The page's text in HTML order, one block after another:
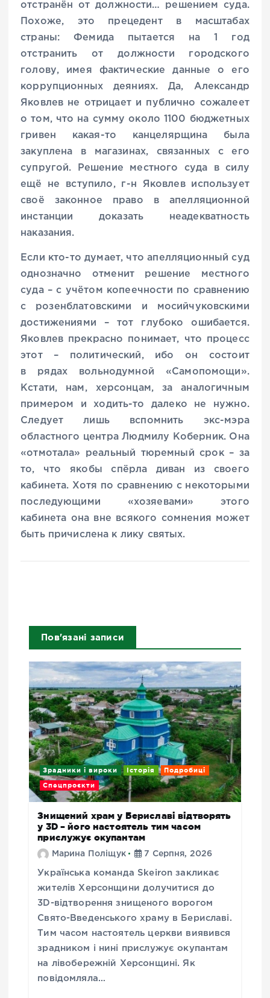
отстранён от должности… решением суда.
Похоже, это прецедент в масштабах
страны: Фемида пытается на 1 год
отстранить от должности городского
голову, имея фактические данные о его
коррупционных деяниях. Да, Александр
Яковлев не отрицает и публично сожалеет
о том, что на сумму около 1100 бюджетных
гривен какая-то канцелярщина была
закуплена в магазинах, связанных с его
супругой. Решение местного суда в силу
ещё не вступило, г-н Яковлев использует
своё законное право в апелляционной
инстанции доказать неадекватность
наказания.
Если кто-то думает, что апелляционный суд
однозначно отменит решение местного
суда – с учётом копеечности по сравнению
с розенблатовскими и мос­ийчуковскими
достижениями – тот глубоко ошибается.
Яковлев прекрасно понимает, что процесс
этот – политический, ибо он состоит
в рядах вольнодумной «Самопомощи».
Кстати, нам, херсонцам, за аналогичным
примером и ходить-то далеко не нужно.
Следует лишь вспомнить экс-мэра
областного центра Людмилу Коберник. Она
«отмотала» реальный тюремный срок – за
то, что якобы спёрла диван из своего
кабинета. Хотя по сравнению с некоторыми
последующими «хозяевами» этого
кабинета она вне всякого сомнения может
быть причислена к лику святых.
Пов'язані записи
Зрадники і вироки Історія Подробиці
Спецпроєкти
Знищений храм у Бериславі відтворять
у 3D – його настоятель тим часом
прислужує окупантам
Марина Поліщук 7 Серпня, 2026
Українська команда Skeiron закликає
жителів Херсонщини долучитися до
3D-відтворення знищеного ворогом
Свято-Введенського храму в Бериславі.
Тим часом настоятель церкви виявився
зрадником і нині прислужує окупантам
на лівобережній Херсонщині. Як
повідомляла…